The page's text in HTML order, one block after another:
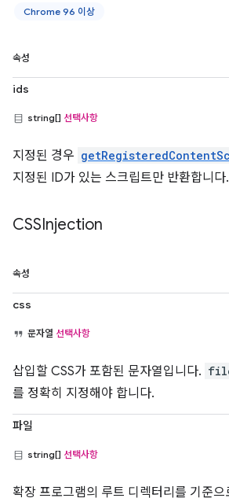
Chrome 96 이상
속성
ids
string[] 선택사항
지정된 경우
지정된 ID가 있는 스크립트만 반환합니다.
CSSInjection
속성
css
문자열 선택사항
삽입할 CSS가 포함된 문자열입니다.
를 정확히 지정해야 합니다.
파일
string[] 선택사항
확장 프로그램의 루트 디렉터리를 기준으